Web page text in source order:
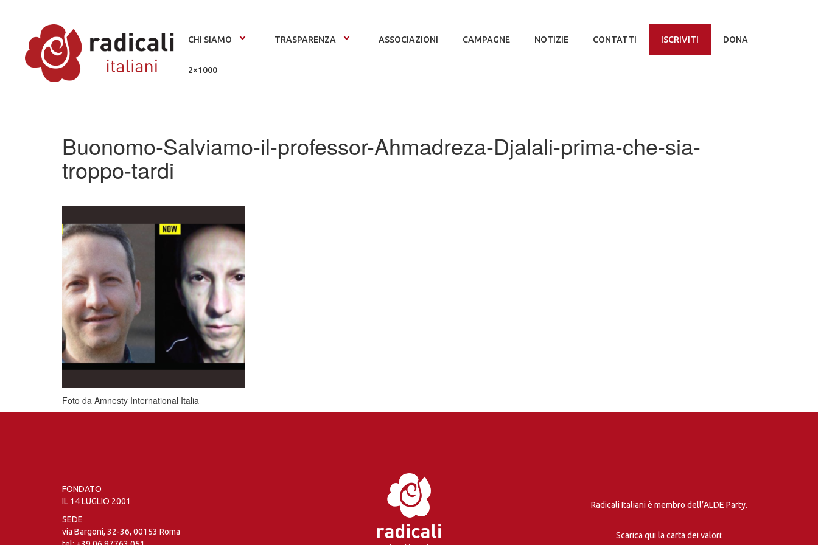
CHI SIAMO TRASPARENZA ASSOCIAZIONI CAMPAGNE NOTIZIE CONTATTI ISCRIVITI DONA
2×1000
Buonomo-Salviamo-il-professor-Ahmadreza-Djalali-prima-che-sia-
troppo-tardi
Foto da Amnesty International Italia
FONDATO
IL 14 LUGLIO 2001
SEDE
via Bargoni, 32-36, 00153 Roma
Radicali Italiani è membro dell’ALDE Party.
Scarica qui la carta dei valori: